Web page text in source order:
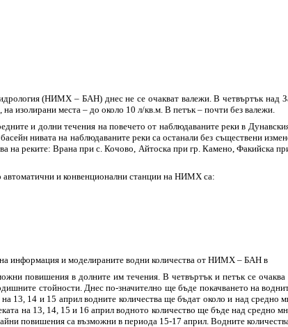
(НИМХ – БАН) днес не се очакват валежи. В четвъртък над
изолирани места – до около 10 л/кв.м. В петък – почти без валежи.
и долни течения на повечето от наблюдаваните реки в
нивата на наблюдаваните реки са останали без съществени
на реките: Врана при с. Кочово, Айтоска при гр. Камено,
автоматични и конвенционални станции на НИМХ са:
информация и моделираните водни количества от НИМХ – БАН в
повишения в долните им течения. В четвъртък и петък се
стойности. Днес по-значително ще бъде покачването на
13, 14 и 15 април водните количества ще бъдат около и над
на 13, 14, 15 и 16 април водното количество ще бъде над
повишения са възможни в периода 15-17 април. Водните